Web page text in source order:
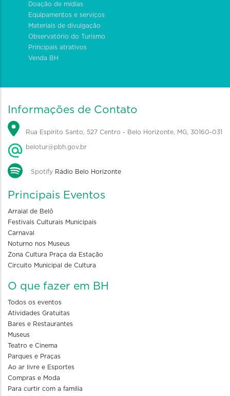
Doação de mídias
Equipamentos e serviços
Materiais de divulgação
Observatório do Turismo
Principais atrativos
Venda BH
Informações de Contato
Rua Espírito Santo, 527 Centro - Belo Horizonte, MG, 30160-031
belotur@pbh.gov.br
Spotify Rádio Belo Horizonte
Principais Eventos
Arraial de Belô
Festivais Culturais Municipais
Carnaval
Noturno nos Museus
Zona Cultura Praça da Estação
Circuito Municipal de Cultura
O que fazer em BH
Todos os eventos
Atividades Gratuitas
Bares e Restaurantes
Museus
Teatro e Cinema
Parques e Praças
Ao ar livre e Esportes
Compras e Moda
Para curtir com a familia